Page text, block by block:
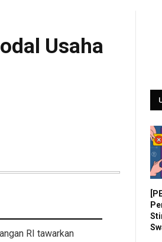
Usaha
RI tawarkan